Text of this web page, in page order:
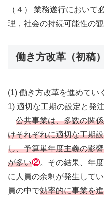
（４） 業務遂行において
理，社会の持続可能性の観
働き方改革（初稿）
(1) 働き方改革を進めてい
1) 適切な工期の設定と発
公共事業は、多数の関
けそれぞれに適切な工期
し、予算単年度主義の影
が多い②。その結果、年
に人員の余剰が発生して
員の中で効率的に事業を